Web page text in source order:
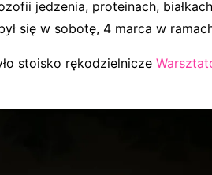
jedzenia, proteinach,
się w sobotę, 4 marca w
stoisko rękodzielnicze